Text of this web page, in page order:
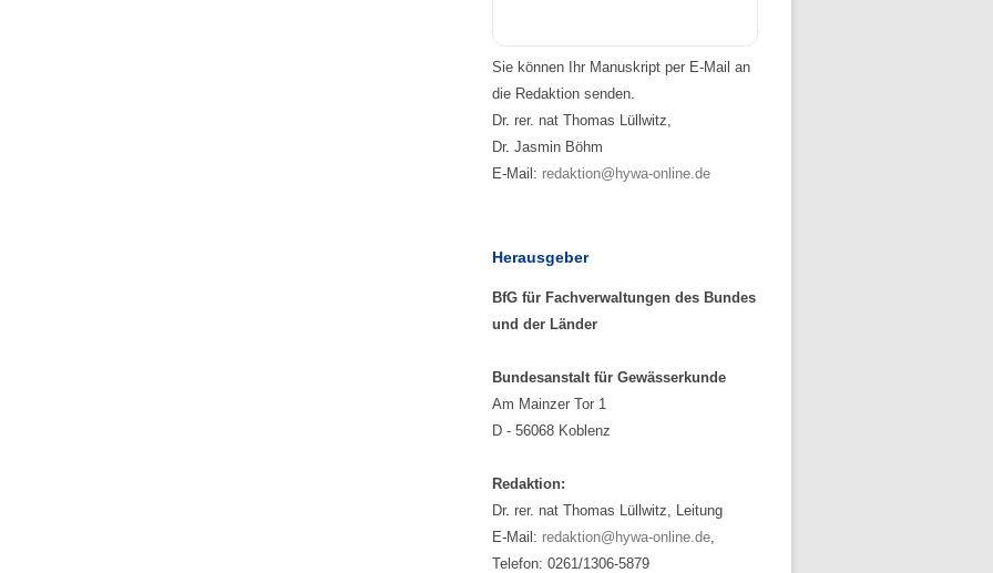
Sie können Ihr Manuskript per E-Mail an
die Redaktion senden.
Dr. rer. nat Thomas Lüllwitz,
Dr. Jasmin Böhm
E-Mail: redaktion@hywa-online.de
Herausgeber
BfG für Fachverwaltungen des Bundes
und der Länder
Bundesanstalt für Gewässerkunde
Am Mainzer Tor 1
D - 56068 Koblenz
Redaktion:
Dr. rer. nat Thomas Lüllwitz, Leitung
E-Mail: redaktion@hywa-online.de
Telefon: 0261/1306-5879